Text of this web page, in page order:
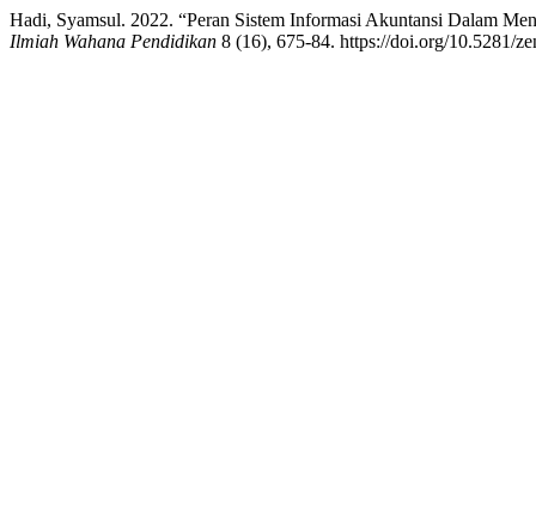
Hadi, Syamsul. 2022. “Peran Sistem Informasi Akuntansi Dalam
Ilmiah Wahana Pendidikan 8 (16), 675-84. https://doi.org/10.5281/